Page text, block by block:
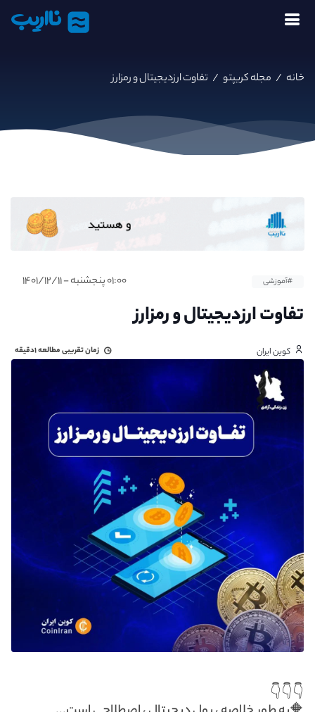
نااریب
خانه / مجله کریپتو / تفاوت ارزدیجیتال و رمزارز
#آموزشی ۰۱:۰۰ پنجشنبه - ۱۴۰۱/۱۲/۱۱
تفاوت ارزدیجیتال و رمزارز
کوین ایران زمان تقریبی مطالعه۱دقیقه
👇👇👇